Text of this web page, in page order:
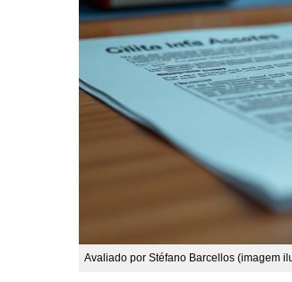
Avaliado por Stéfano Barcellos (imagem